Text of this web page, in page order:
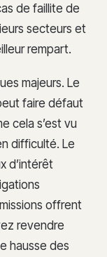
de faillite de
secteurs et
rempart.
majeurs. Le
faire défaut
cela s’est vu
difficulté. Le
d’intérêt
offrent
revendre
hausse des